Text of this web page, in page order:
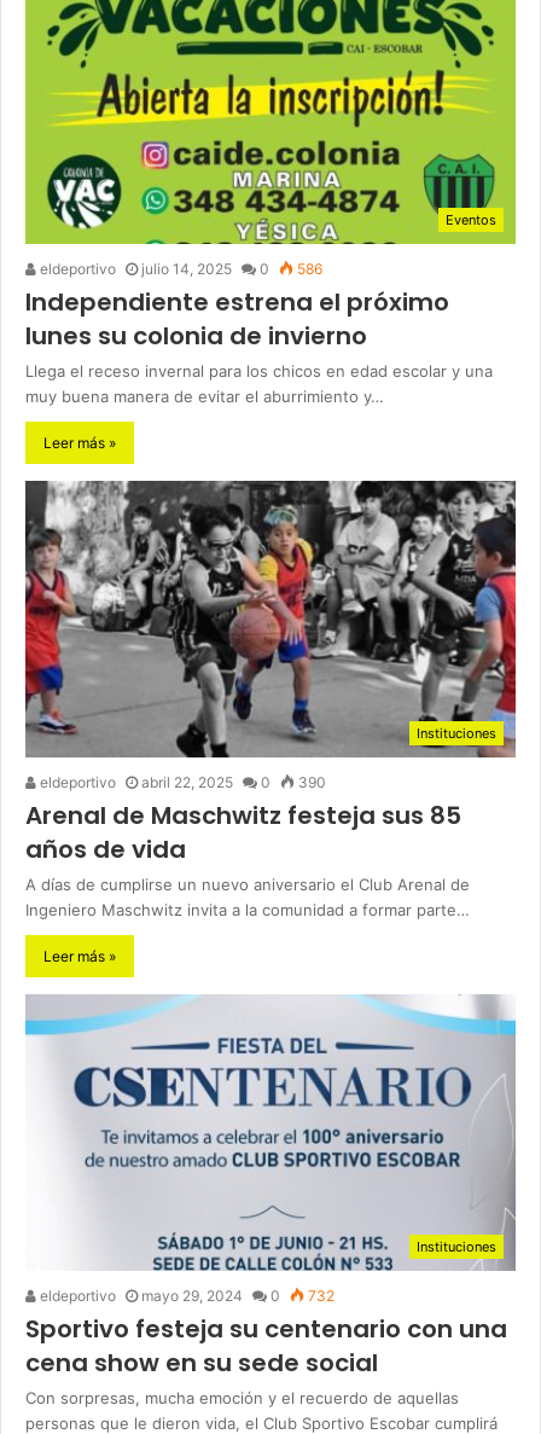
Eventos
eldeportivo julio 14, 2025 0 586
Independiente estrena el próximo
lunes su colonia de invierno
Llega el receso invernal para los chicos en edad escolar y una
muy buena manera de evitar el aburrimiento y…
Leer más »
Instituciones
eldeportivo abril 22, 2025 0 390
Arenal de Maschwitz festeja sus 85
años de vida
A días de cumplirse un nuevo aniversario el Club Arenal de
Ingeniero Maschwitz invita a la comunidad a formar parte…
Leer más »
Instituciones
eldeportivo mayo 29, 2024 0 732
Sportivo festeja su centenario con una
cena show en su sede social
Con sorpresas, mucha emoción y el recuerdo de aquellas
personas que le dieron vida, el Club Sportivo Escobar cumplirá